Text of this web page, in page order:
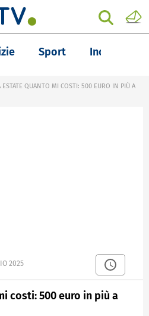
Sport Inchieste
ESTATE QUANTO MI COSTI: 500 EURO IN PIÙ A
2025
costi: 500 euro in più a